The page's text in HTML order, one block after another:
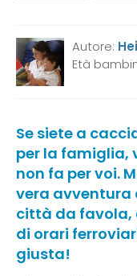
Autore:
Età
Se siete a
per la famiglia,
non fa per voi.
vera avventura
città da favola,
di orari
giusta!